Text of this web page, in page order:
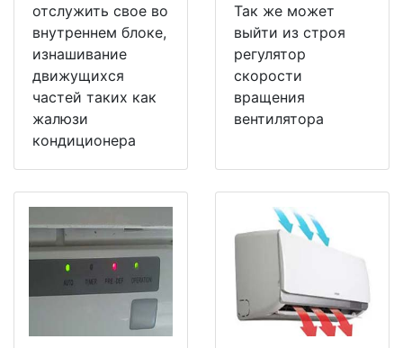
отслужить свое во
внутреннем блоке,
изнашивание
движущихся
частей таких как
жалюзи
кондиционера
Так же может
выйти из строя
регулятор
скорости
вращения
вентилятора